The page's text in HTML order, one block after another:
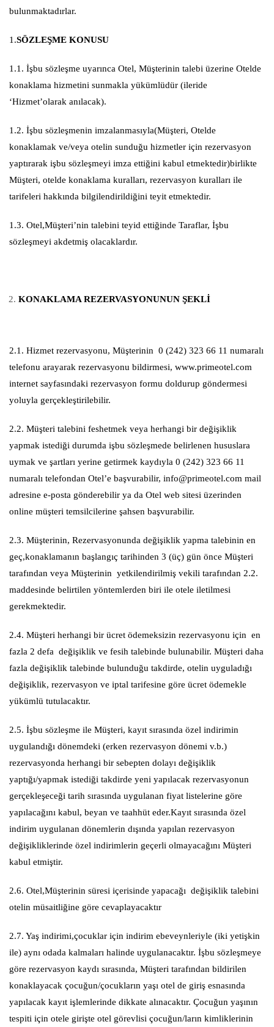
bulunmaktadırlar.
1.SÖZLEŞME KONUSU
1.1. İşbu sözleşme uyarınca Otel, Müşterinin talebi üzerine Otelde
konaklama hizmetini sunmakla yükümlüdür (ileride
‘Hizmet’olarak anılacak).
1.2. İşbu sözleşmenin imzalanmasıyla(Müşteri, Otelde
konaklamak ve/veya otelin sunduğu hizmetler için rezervasyon
yaptırarak işbu sözleşmeyi imza ettiğini kabul etmektedir)birlikte
Müşteri, otelde konaklama kuralları, rezervasyon kuralları ile
tarifeleri hakkında bilgilendirildiğini teyit etmektedir.
1.3. Otel,Müşteri’nin talebini teyid ettiğinde Taraflar, İşbu
sözleşmeyi akdetmiş olacaklardır.
KONAKLAMA REZERVASYONUNUN ŞEKLİ
2.1. Hizmet rezervasyonu, Müşterinin 0 (242) 323 66 11 numaralı
telefonu arayarak rezervasyonu bildirmesi, www.primeotel.com
internet sayfasındaki rezervasyon formu doldurup göndermesi
yoluyla gerçekleştirilebilir.
2.2. Müşteri talebini feshetmek veya herhangi bir değişiklik
yapmak istediği durumda işbu sözleşmede belirlenen hususlara
uymak ve şartları yerine getirmek kaydıyla 0 (242) 323 66 11
numaralı telefondan Otel’e başvurabilir, info@primeotel.com mail
adresine e-posta gönderebilir ya da Otel web sitesi üzerinden
online müşteri temsilcilerine şahsen başvurabilir.
2.3. Müşterinin, Rezervasyonunda değişiklik yapma talebinin en
geç,konaklamanın başlangıç tarihinden 3 (üç) gün önce Müşteri
tarafından veya Müşterinin yetkilendirilmiş vekili tarafından 2.2.
maddesinde belirtilen yöntemlerden biri ile otele iletilmesi
gerekmektedir.
2.4. Müşteri herhangi bir ücret ödemeksizin rezervasyonu için en
fazla 2 defa değişiklik ve fesih talebinde bulunabilir. Müşteri daha
fazla değişiklik talebinde bulunduğu takdirde, otelin uyguladığı
değişiklik, rezervasyon ve iptal tarifesine göre ücret ödemekle
yükümlü tutulacaktır.
2.5. İşbu sözleşme ile Müşteri, kayıt sırasında özel indirimin
uygulandığı dönemdeki (erken rezervasyon dönemi v.b.)
rezervasyonda herhangi bir sebepten dolayı değişiklik
yaptığı/yapmak istediği takdirde yeni yapılacak rezervasyonun
gerçekleşeceği tarih sırasında uygulanan fiyat listelerine göre
yapılacağını kabul, beyan ve taahhüt eder.Kayıt sırasında özel
indirim uygulanan dönemlerin dışında yapılan rezervasyon
değişikliklerinde özel indirimlerin geçerli olmayacağını Müşteri
kabul etmiştir.
2.6. Otel,Müşterinin süresi içerisinde yapacağı değişiklik talebini
otelin müsaitliğine göre cevaplayacaktır
2.7. Yaş indirimi,çocuklar için indirim ebeveynleriyle (iki yetişkin
ile) aynı odada kalmaları halinde uygulanacaktır. İşbu sözleşmeye
göre rezervasyon kaydı sırasında, Müşteri tarafından bildirilen
konaklayacak çocuğun/çocukların yaşı otel de giriş esnasında
yapılacak kayıt işlemlerinde dikkate alınacaktır. Çocuğun yaşının
tespiti için otele girişte otel görevlisi çocuğun/ların kimliklerinin